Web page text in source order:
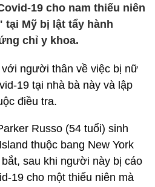
19 cho nam thiếu niên
Mỹ bị lật tẩy hành
chỉ y khoa.
người thân về việc bị nữ
19 tại nhà bà này và lập
điều tra.
Russo (54 tuổi) sinh
thuộc bang New York
sau khi người này bị cáo
19 cho một thiếu niên mà